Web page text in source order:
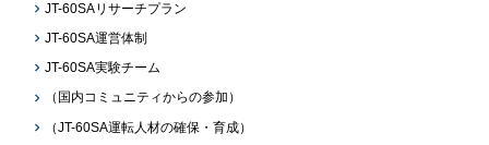
JT-60SAリサーチプラン
JT-60SA運営体制
JT-60SA実験チーム
（国内コミュニティからの参加）
（JT-60SA運転人材の確保・育成）